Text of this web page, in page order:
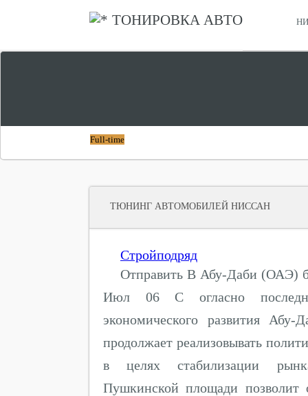
ТОНИРОВКА АВТО
Full-time
ТЮНИНГ АВТОМОБИЛЕЙ НИССАН
Стройподряд
Отправить В Абу-Даби (ОАЭ)
Июл 06 С огласно
экономического развития
продолжает реализовывать
в целях стабилизации
Пушкинской площади позволит